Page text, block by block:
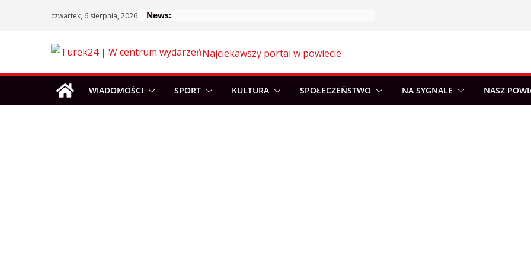
czwartek, 6 sierpnia, 2026 News:
Najciekawszy portal w powiecie
WIADOMOŚCI SPORT KULTURA SPOŁECZEŃSTWO NA SYGNALE NASZ